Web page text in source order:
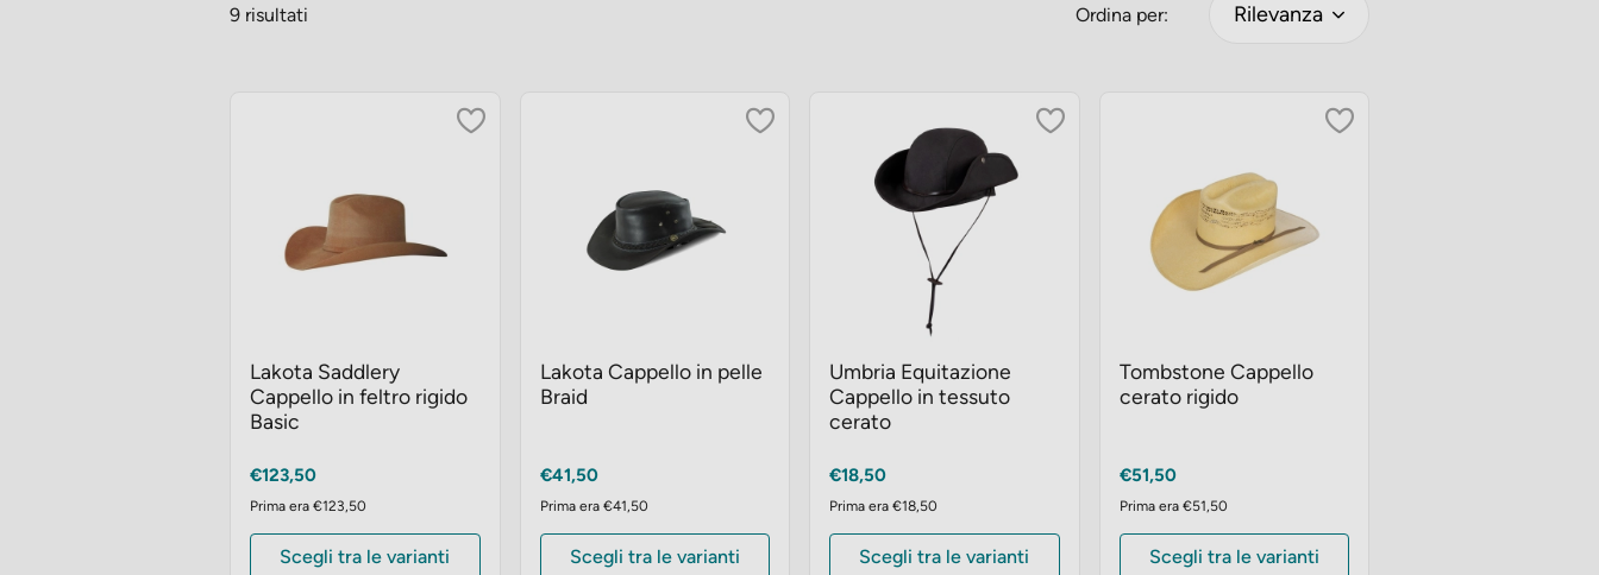
9 risultati Ordina per: Rilevanza
Lakota Saddlery
Cappello in feltro rigido
Basic
Prezzo
€123,50
Prima era €123,50
Scegli tra le varianti
Lakota Cappello in pelle
Braid
Prezzo
€41,50
Prima era €41,50
Scegli tra le varianti
Umbria Equitazione
Cappello in tessuto
cerato
Prezzo
€18,50
Prima era €18,50
Scegli tra le varianti
Tombstone Cappello
cerato rigido
Prezzo
€51,50
Prima era €51,50
Scegli tra le varianti